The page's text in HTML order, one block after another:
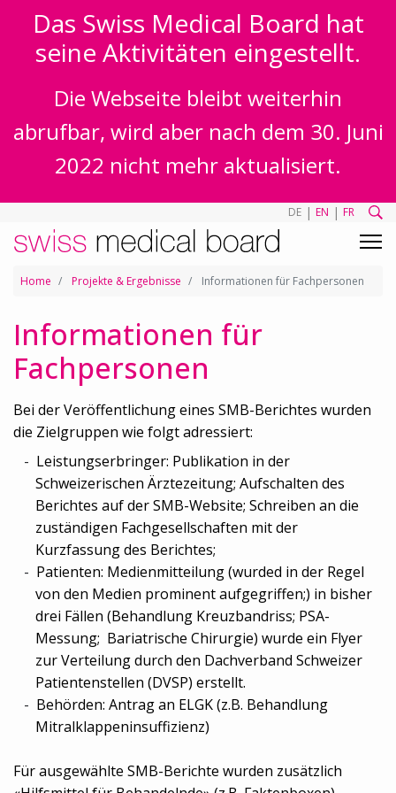
Das Swiss Medical Board hat
seine Aktivitäten eingestellt.
Die Webseite bleibt weiterhin
abrufbar, wird aber nach dem 30. Juni
2022 nicht mehr aktualisiert.
DE | EN | FR
Home Projekte & Ergebnisse Informationen für Fachpersonen
Informationen für
Fachpersonen
Bei der Veröffentlichung eines SMB-Berichtes wurden
die Zielgruppen wie folgt adressiert:
Leistungserbringer: Publikation in der
Schweizerischen Ärztezeitung; Aufschalten des
Berichtes auf der SMB-Website; Schreiben an die
zuständigen Fachgesellschaften mit der
Kurzfassung des Berichtes;
Patienten: Medienmitteilung (wurded in der Regel
von den Medien prominent aufgegriffen;) in bisher
drei Fällen (Behandlung Kreuzbandriss; PSA-
Messung; Bariatrische Chirurgie) wurde ein Flyer
zur Verteilung durch den Dachverband Schweizer
Patientenstellen (DVSP) erstellt.
Behörden: Antrag an ELGK (z.B. Behandlung
Mitralklappeninsuffizienz)
Für ausgewählte SMB-Berichte wurden zusätzlich